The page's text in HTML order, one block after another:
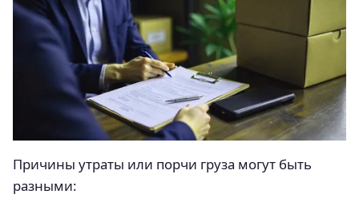
Причины утраты или порчи груза могут быть
разными: